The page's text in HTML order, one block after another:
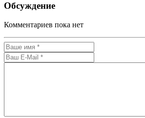
Обсуждение
Комментариев пока нет